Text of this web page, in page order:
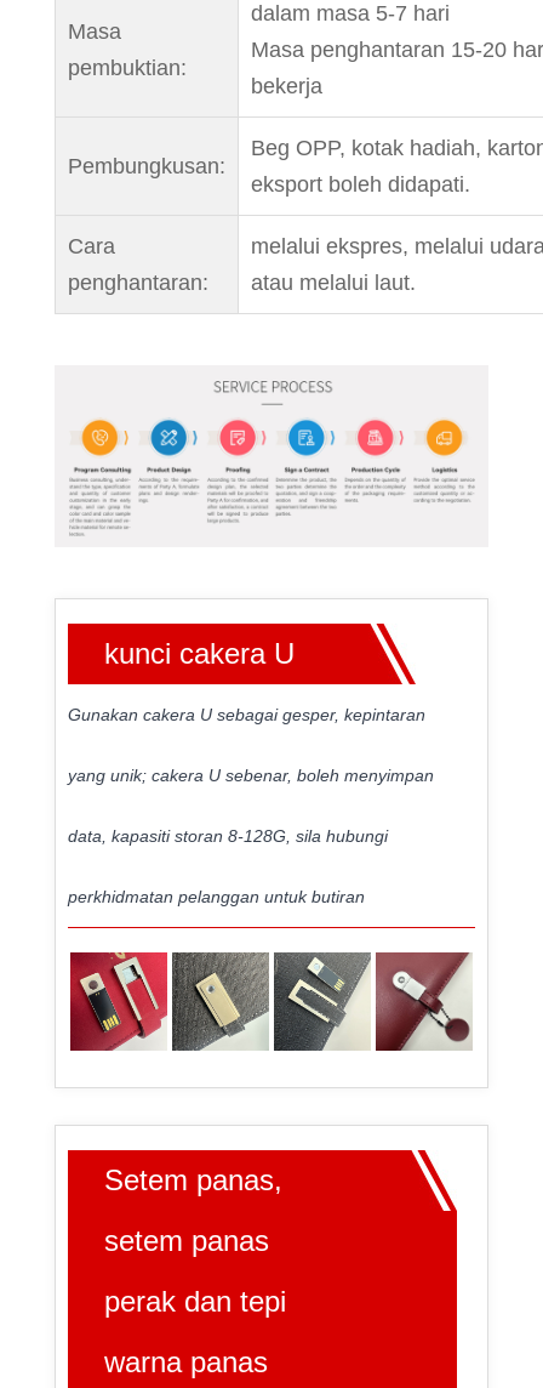
Masa
pembuktian:
dalam masa 5-7 hari
Masa penghantaran 15-20
bekerja
Pembungkusan:
Beg OPP, kotak hadiah,
eksport boleh didapati.
Cara
penghantaran:
melalui ekspres, melalui
atau melalui laut.
kunci cakera U
Gunakan cakera U sebagai gesper, kepintaran
yang unik; cakera U sebenar, boleh menyimpan
data, kapasiti storan 8-128G, sila hubungi
perkhidmatan pelanggan untuk butiran
Setem panas,
setem panas
perak dan tepi
warna panas